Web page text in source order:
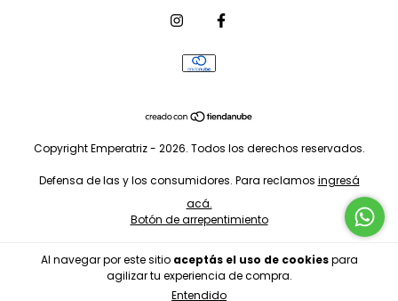
Al navegar por este sitio aceptás el uso de cookiespara
agilizar tu experiencia de compra.
Entendido
Copyright Emperatriz - 2026. Todos los derechos reservados.
Defensa de las y los consumidores. Para reclamos ingresá
acá.
Botón de arrepentimiento